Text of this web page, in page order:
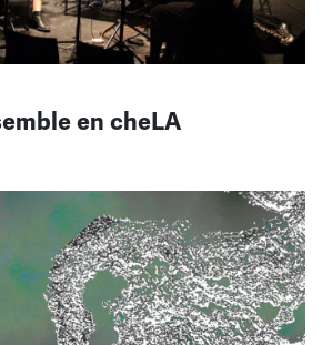
en cheLA